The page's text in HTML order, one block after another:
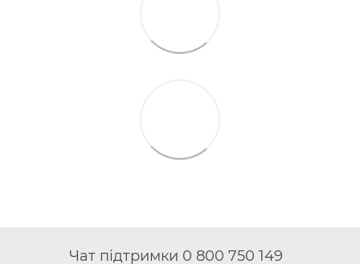
Чат підтримки 0 800 750 149